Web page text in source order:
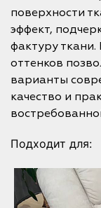
поверхности
эффект,
фактуру
оттенков
варианты
качество и
Подходит для: